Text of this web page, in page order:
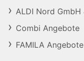
ALDI Nord GmbH
Combi Angebote
FAMILA Angebote